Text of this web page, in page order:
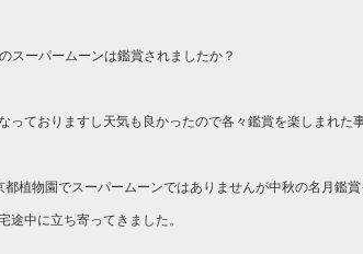
スーパームーンは鑑賞されましたか？
っておりますし天気も良かったので各々鑑賞を楽しまれた
都植物園でスーパームーンではありませんが中秋の名月鑑
途中に立ち寄ってきました。